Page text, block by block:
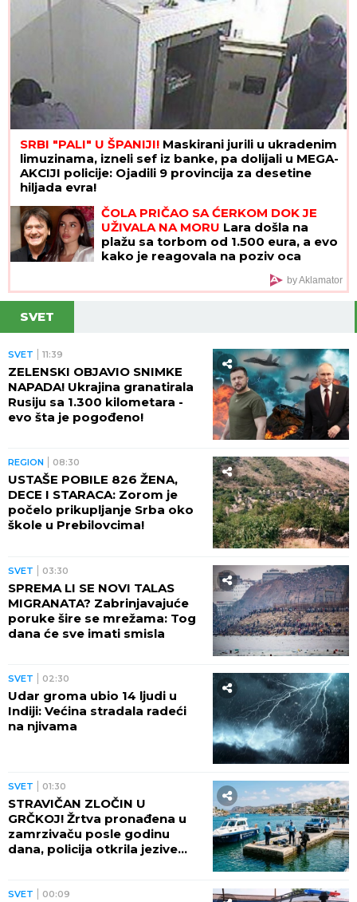
SRBI "PALI" U ŠPANIJI! Maskirani jurili u ukradenim
limuzinama, izneli sef iz banke, pa dolijali u MEGA-
AKCIJI policije: Ojadili 9 provincija za desetine
hiljada evra!
ČOLA PRIČAO SA ĆERKOM DOK JE
UŽIVALA NA MORU Lara došla na
plažu sa torbom od 1.500 eura, a evo
kako je reagovala na poziv oca
by Aklamator
SVET
SVET 11:39
ZELENSKI OBJAVIO SNIMKE
NAPADA! Ukrajina granatirala
Rusiju sa 1.300 kilometara -
evo šta je pogođeno!
REGION 08:30
USTAŠE POBILE 826 ŽENA,
DECE I STARACA: Zorom je
počelo prikupljanje Srba oko
škole u Prebilovcima!
SVET 03:30
SPREMA LI SE NOVI TALAS
MIGRANATA? Zabrinjavajuće
poruke šire se mrežama: Tog
dana će sve imati smisla
SVET 02:30
Udar groma ubio 14 ljudi u
Indiji: Većina stradala radeći
na njivama
SVET 01:30
STRAVIČAN ZLOČIN U
GRČKOJ! Žrtva pronađena u
zamrzivaču posle godinu
dana, policija otkrila jezive
SVET 00:09